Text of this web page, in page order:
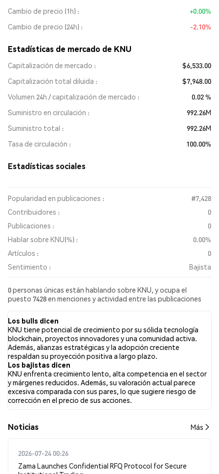
Cambio de precio (1h)
+0.00%
Cambio de precio (24h)
-2.10%
Estadísticas de mercado de KNU
Capitalización de mercado
$6,533.00
Capitalización total diluida
$7,948.00
Volumen 24h / capitalización de mercado
0.02 %
Suministro en circulación
992.26M
Suministro total
992.26M
Tasa de circulación
100.00%
Estadísticas sociales
Popularidad en publicaciones :
#7,428
Contribuidores :
0
Publicaciones :
0
Hablar sobre KNU(%) :
0.00%
Artículos :
0
Sentimiento :
Bajista
0 personas únicas están hablando sobre KNU, y ocupa el
puesto 7428 en menciones y actividad entre las publicaciones
todas las redes sociales ha sido Bajista. Finalmente, se
publicaron 0 artículos de noticias sobre KNU. En Twitter, el
NaN% de los tuits mostraron un sentimiento alcista en
comparación con el NaN% de los tuits con sentimiento bajista
sobre KNU. El NaN% de los tuits fueron neutrales sobre KNU.
Estos sentimientos se basan en 0 tuits.
Los bulls dicen
KNU tiene potencial de crecimiento por su sólida tecnología
blockchain, proyectos innovadores y una comunidad activa.
Además, alianzas estratégicas y la adopción creciente
respaldan su proyección positiva a largo plazo.
Los bajistas dicen
KNU enfrenta crecimiento lento, alta competencia en el sector
y márgenes reducidos. Además, su valoración actual parece
excesiva comparada con sus pares, lo que sugiere riesgo de
corrección en el precio de sus acciones.
Noticias Más
2026-07-24 00:26
Zama Launches Confidential RFQ Protocol for Secure